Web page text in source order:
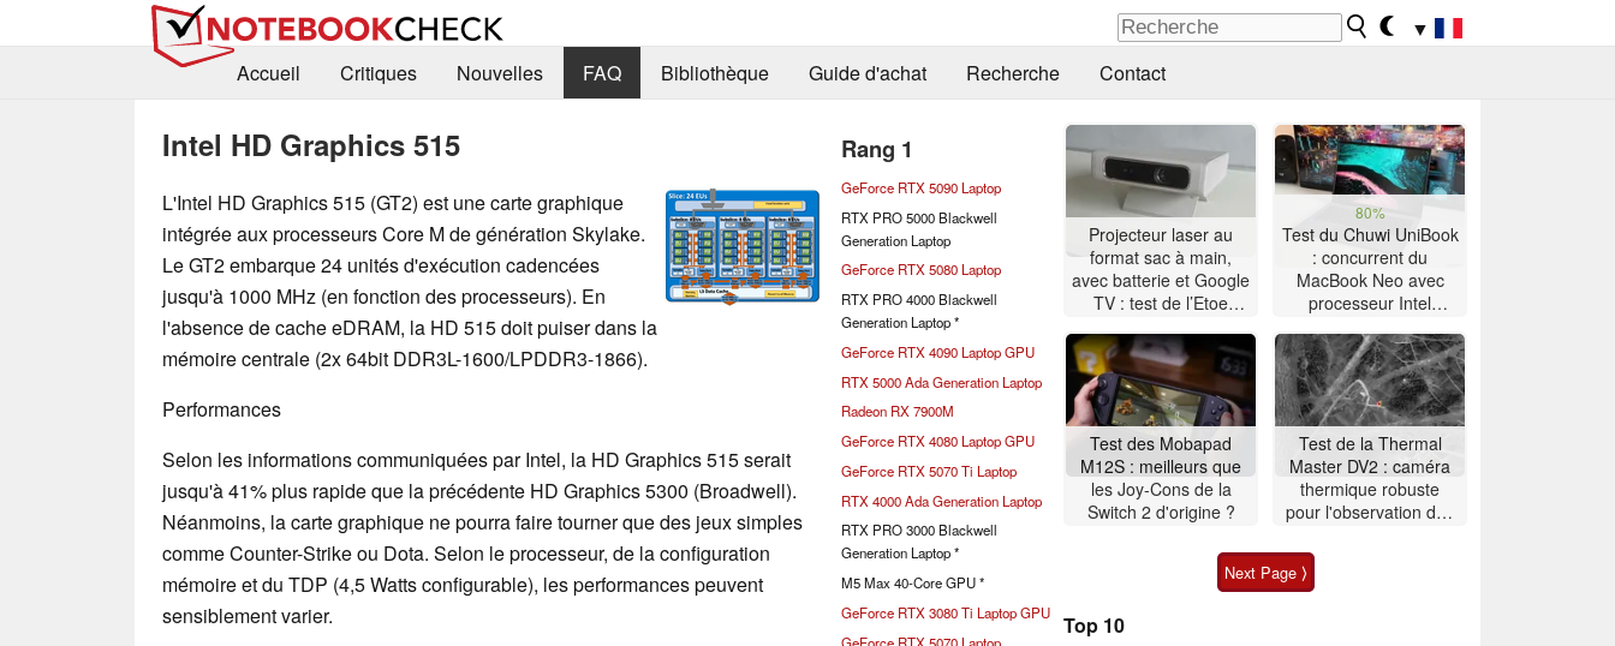
▼
Accueil
Critiques Nouvelles FAQ Bibliothèque Guide d'achat Recherche Contact
Intel HD Graphics 515
L'Intel HD Graphics 515 (GT2) est une carte graphique
intégrée aux processeurs Core M de génération Skylake.
Le GT2 embarque 24 unités d'exécution cadencées
jusqu'à 1000 MHz (en fonction des processeurs). En
l'absence de cache eDRAM, la HD 515 doit puiser dans la
mémoire centrale (2x 64bit DDR3L-1600/LPDDR3-1866).
Performances
Selon les informations communiquées par Intel, la HD Graphics 515 serait
jusqu'à 41% plus rapide que la précédente HD Graphics 5300 (Broadwell).
Néanmoins, la carte graphique ne pourra faire tourner que des jeux simples
comme Counter-Strike ou Dota. Selon le processeur, de la configuration
mémoire et du TDP (4,5 Watts configurable), les performances peuvent
sensiblement varier.
Rang 1
GeForce RTX 5090 Laptop
RTX PRO 5000 Blackwell
Generation Laptop
GeForce RTX 5080 Laptop
RTX PRO 4000 Blackwell
Generation Laptop *
GeForce RTX 4090 Laptop GPU
RTX 5000 Ada Generation Laptop
Radeon RX 7900M
GeForce RTX 4080 Laptop GPU
GeForce RTX 5070 Ti Laptop
RTX 4000 Ada Generation Laptop
RTX PRO 3000 Blackwell
Generation Laptop *
M5 Max 40-Core GPU *
GeForce RTX 3080 Ti Laptop GPU
GeForce RTX 5070 Laptop
Projecteur laser au
format sac à main,
avec batterie et Google
TV : test de l’Etoe
80%
Test du Chuwi UniBook
: concurrent du
MacBook Neo avec
processeur Intel
Test des Mobapad
M12S : meilleurs que
les Joy-Cons de la
Switch 2 d'origine ?
Test de la Thermal
Master DV2 : caméra
thermique robuste
pour l'observation des
Next Page ⟩
Top 10